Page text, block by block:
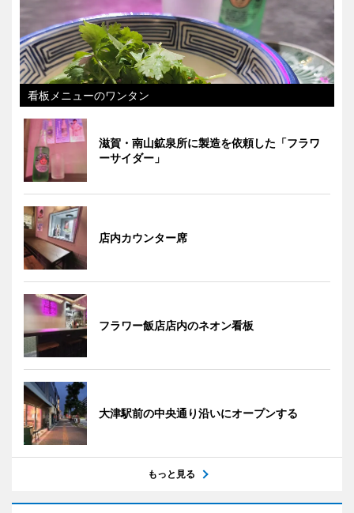
看板メニューのワンタン
滋賀・南山鉱泉所に製造を依頼した「フラワ
ーサイダー」
店内カウンター席
フラワー飯店店内のネオン看板
大津駅前の中央通り沿いにオープンする
もっと見る